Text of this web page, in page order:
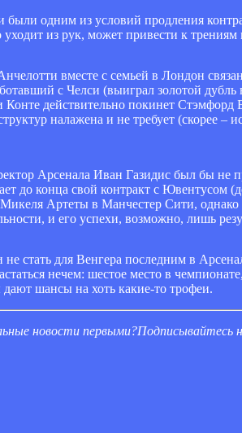
были одним из условий продления
уходит из рук, может привести к
вместе с семьей в Лондон
с Челси (выиграл золотой
Конте действительно покинет
налажена и не требует (скорее
Арсенала Иван Газидис был бы не
до конца свой контракт с Ювентусом
Микеля Артеты в Манчестер Сити,
и его успехи, возможно, лишь
стать для Венгера последним в
нечем: шестое место в
шансы на хоть какие-то трофеи.
новости первыми?Подписывайтесь